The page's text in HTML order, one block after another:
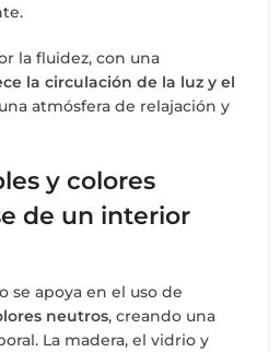
la fluidez, con una
la circulación de la luz y el
atmósfera de relajación y
y colores
de un interior
se apoya en el uso de
neutros, creando una
La madera, el vidrio y